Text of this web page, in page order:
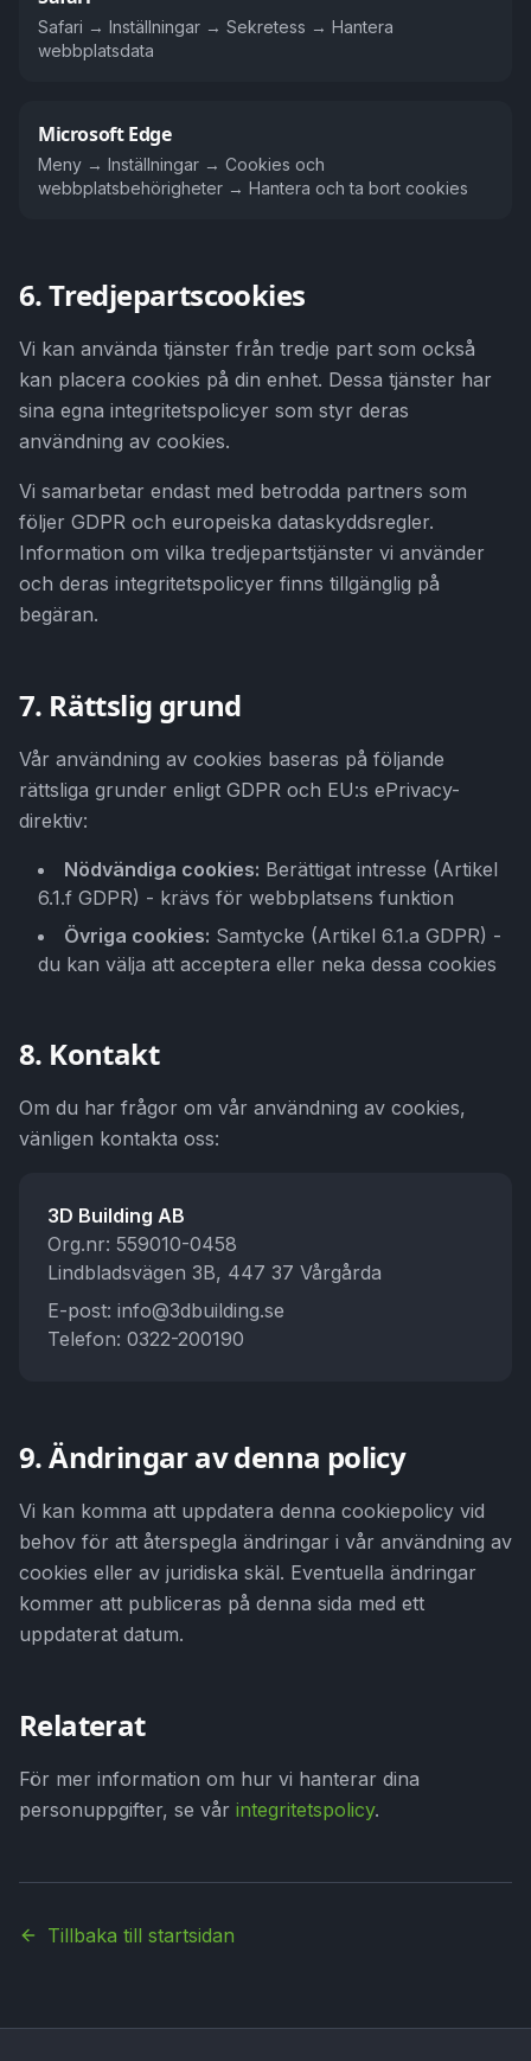
Safari → Inställningar → Sekretess → Hantera
webbplatsdata
Microsoft Edge
Meny → Inställningar → Cookies och
webbplatsbehörigheter → Hantera och ta bort cookies
6. Tredjepartscookies
Vi kan använda tjänster från tredje part som också
kan placera cookies på din enhet. Dessa tjänster har
sina egna integritetspolicyer som styr deras
användning av cookies.
Vi samarbetar endast med betrodda partners som
följer GDPR och europeiska dataskyddsregler.
Information om vilka tredjepartstjänster vi använder
och deras integritetspolicyer finns tillgänglig på
begäran.
7. Rättslig grund
Vår användning av cookies baseras på följande
rättsliga grunder enligt GDPR och EU:s ePrivacy-
direktiv:
Nödvändiga cookies: Berättigat intresse (Artikel
6.1.f GDPR) - krävs för webbplatsens funktion
Övriga cookies: Samtycke (Artikel 6.1.a GDPR) -
du kan välja att acceptera eller neka dessa cookies
8. Kontakt
Om du har frågor om vår användning av cookies,
vänligen kontakta oss:
3D Building AB
Org.nr: 559010-0458
Lindbladsvägen 3B, 447 37 Vårgårda
E-post: info@3dbuilding.se
Telefon: 0322-200190
9. Ändringar av denna policy
Vi kan komma att uppdatera denna cookiepolicy vid
behov för att återspegla ändringar i vår användning av
cookies eller av juridiska skäl. Eventuella ändringar
kommer att publiceras på denna sida med ett
uppdaterat datum.
Relaterat
För mer information om hur vi hanterar dina
personuppgifter, se vår integritetspolicy.
Tillbaka till startsidan